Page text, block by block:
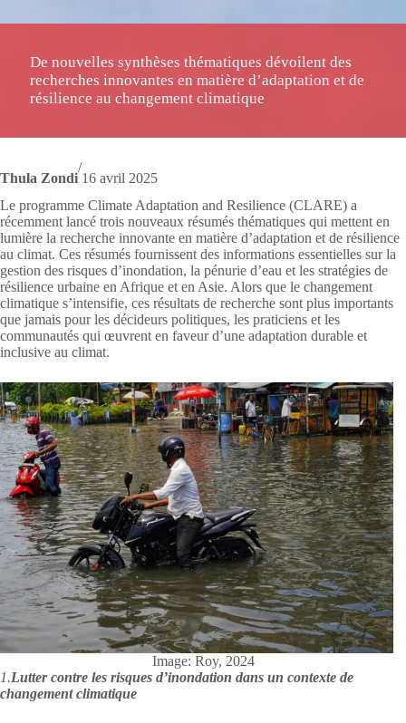
De nouvelles synthèses thématiques dévoilent des
recherches innovantes en matière d’adaptation et de
résilience au changement climatique
Thula Zondi
/
16 avril 2025
Le programme Climate Adaptation and Resilience (CLARE) a
récemment lancé trois nouveaux résumés thématiques qui mettent en
lumière la recherche innovante en matière d’adaptation et de résilience
au climat. Ces résumés fournissent des informations essentielles sur la
gestion des risques d’inondation, la pénurie d’eau et les stratégies de
résilience urbaine en Afrique et en Asie. Alors que le changement
climatique s’intensifie, ces résultats de recherche sont plus importants
que jamais pour les décideurs politiques, les praticiens et les
communautés qui œuvrent en faveur d’une adaptation durable et
inclusive au climat.
Image: Roy, 2024
1.Lutter contre les risques d’inondation dans un contexte de
changement climatique